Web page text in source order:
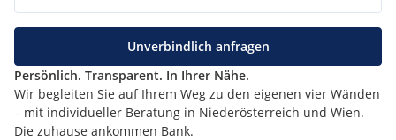
Persönlich. Transparent. In Ihrer Nähe.
Wir begleiten Sie auf Ihrem Weg zu den eigenen vier Wänden
– mit individueller Beratung in Niederösterreich und Wien.
Die zuhause ankommen Bank.
Unverbindlich anfragen